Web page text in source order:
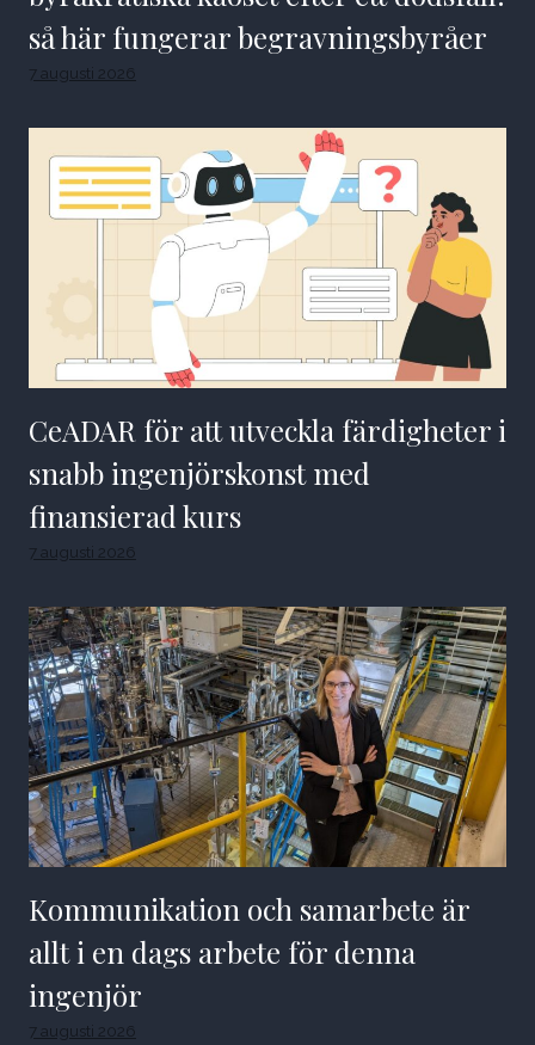
så här fungerar begravningsbyråer
7 augusti 2026
CeADAR för att utveckla färdigheter i
snabb ingenjörskonst med
finansierad kurs
7 augusti 2026
Kommunikation och samarbete är
allt i en dags arbete för denna
ingenjör
7 augusti 2026